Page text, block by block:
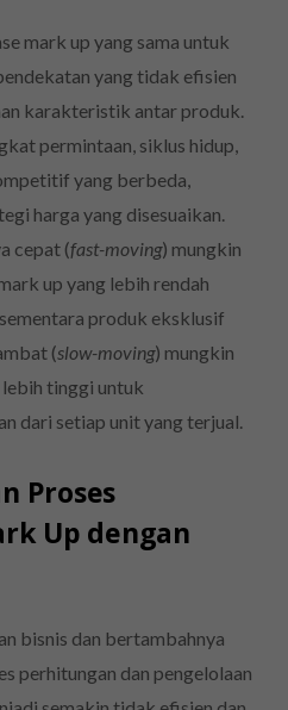
mark up yang sama untuk
yang tidak efisien
karakteristik antar produk.
permintaan, siklus hidup,
yang berbeda,
harga yang disesuaikan.
cepat (fast-moving) mungkin
up yang lebih rendah
produk eksklusif
(slow-moving) mungkin
tinggi untuk
dari setiap unit yang terjual.
Proses
Up dengan
bisnis dan bertambahnya
perhitungan dan pengelolaan